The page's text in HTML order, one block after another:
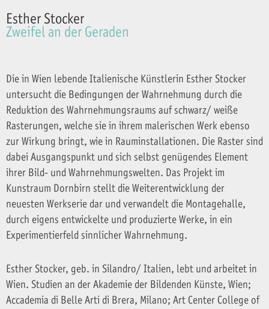
Esther Stocker
Zweifel an der Geraden
Die in Wien lebende Italienische Künstlerin Esther Stocker
untersucht die Bedingungen der Wahrnehmung durch die
Reduktion des Wahrnehmungsraums auf schwarz/ weiße
Rasterungen, welche sie in ihrem malerischen Werk ebenso
zur Wirkung bringt, wie in Rauminstallationen. Die Raster sind
dabei Ausgangspunkt und sich selbst genügendes Element
ihrer Bild- und Wahrnehmungswelten. Das Projekt im
Kunstraum Dornbirn stellt die Weiterentwicklung der
neuesten Werkserie dar und verwandelt die Montagehalle,
durch eigens entwickelte und produzierte Werke, in ein
Experimentierfeld sinnlicher Wahrnehmung.
Esther Stocker, geb. in Silandro/ Italien, lebt und arbeitet in
Wien. Studien an der Akademie der Bildenden Künste, Wien;
Accademia di Belle Arti di Brera, Milano; Art Center College of